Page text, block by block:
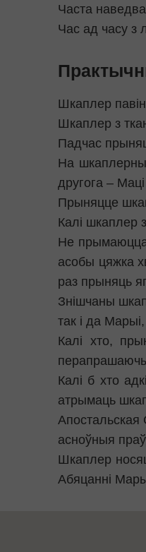
Часта
Час ад часу з
Шкаплер
Шкаплер з
Падчас
На
другога –
Прыняцце
Калі шкаплер
Не прымаюцца
асобы цяжка
раз прыняць
Знішчаны
так і да
Калі хто,
Калі б хто
атрымаць
асноўныя
Шкаплер
Абяцанні